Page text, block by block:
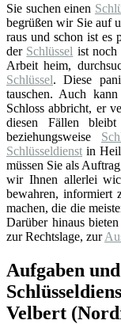
Sie suchen einen
begrüßen wir Sie auf
raus und schon ist es
der Schlüssel ist noch
Arbeit heim,
Schlüssel. Diese
tauschen. Auch
Schloss abbricht, er
diesen Fällen
beziehungsweise
Schlüsseldienst in
müssen Sie als
wir Ihnen allerlei
bewahren, informiert
machen, die die
Darüber hinaus
zur Rechtslage, zur
Aufgaben
Velbert